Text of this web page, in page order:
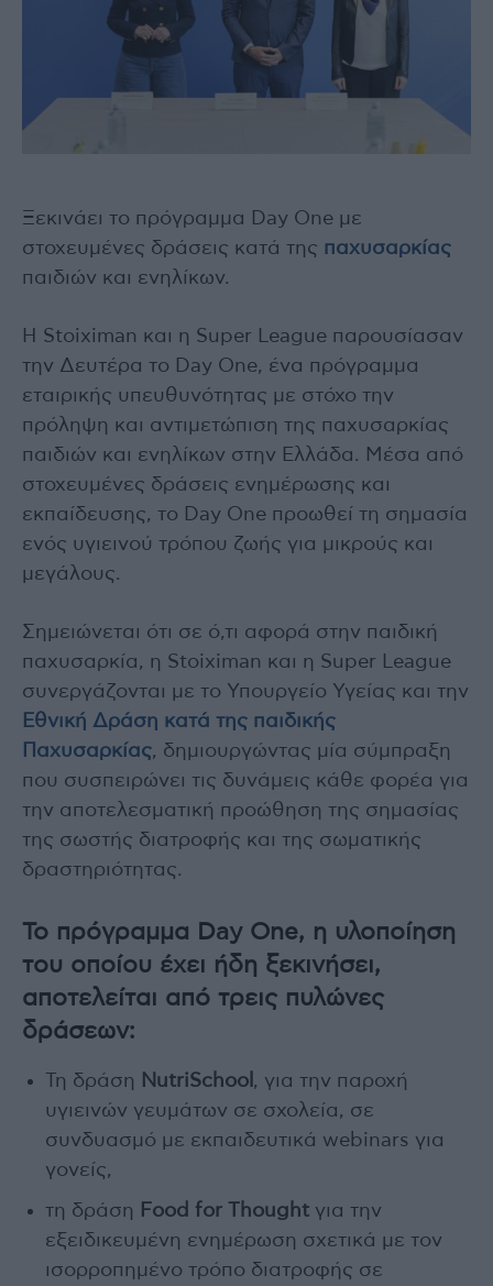
Ξεκινάει το πρόγραμμα Day One με
στοχευμένες δράσεις κατά της παχυσαρκίας
παιδιών και ενηλίκων.
Η Stoiximan και η Super League παρουσίασαν
την Δευτέρα το Day One, ένα πρόγραμμα
εταιρικής υπευθυνότητας με στόχο την
πρόληψη και αντιμετώπιση της παχυσαρκίας
παιδιών και ενηλίκων στην Ελλάδα. Μέσα από
στοχευμένες δράσεις ενημέρωσης και
εκπαίδευσης, το Day One προωθεί τη σημασία
ενός υγιεινού τρόπου ζωής για μικρούς και
μεγάλους.
Σημειώνεται ότι σε ό,τι αφορά στην παιδική
παχυσαρκία, η Stoiximan και η Super League
συνεργάζονται με το Υπουργείο Υγείας και την
Εθνική Δράση κατά της παιδικής
Παχυσαρκίας, δημιουργώντας μία σύμπραξη
που συσπειρώνει τις δυνάμεις κάθε φορέα για
την αποτελεσματική προώθηση της σημασίας
της σωστής διατροφής και της σωματικής
δραστηριότητας.
Το πρόγραμμα Day One, η υλοποίηση
του οποίου έχει ήδη ξεκινήσει,
αποτελείται από τρεις πυλώνες
δράσεων:
Τη δράση NutriSchool , για την παροχή
υγιεινών γευμάτων σε σχολεία, σε
συνδυασμό με εκπαιδευτικά webinars για
γονείς,
τη δράση Food for Thought για την
εξειδικευμένη ενημέρωση σχετικά με τον
ισορροπημένο τρόπο διατροφής σε